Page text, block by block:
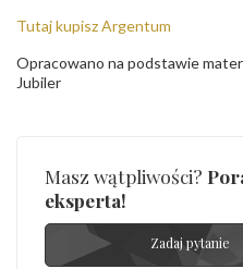
Tutaj kupisz Argentum
Opracowano na podstawie
Jubiler
Masz wątpliwości?
eksperta!
Zadaj pytanie